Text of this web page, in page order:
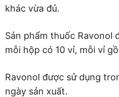
khác vừa đủ.
Sản phẩm thuốc Ravonol
mỗi hộp có 10 vỉ, mỗi vỉ
Ravonol được sử dụng
ngày sản xuất.